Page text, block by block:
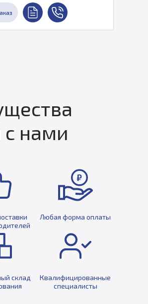
нами
Любая форма оплаты
склад
Квалифицированные
специалисты